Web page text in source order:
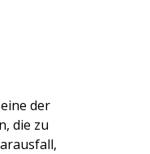
der
die zu